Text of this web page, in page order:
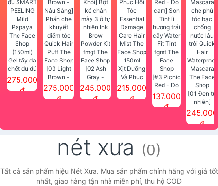
Gel tẩy da
chết đu đủ
SMART
PEELING
275.000
đ
[03 Light
Brown -
Nâu Sáng]
Phấn che
275.000
đ
[02 Ash
Gray -
Khói] Bột
kẻ chân
Face Shop
245.000
đ
Xịt Dưỡng
Và Phục
Hồi Tóc
Essential
215.000
đ
[#3 Picnic
Red - Đỏ
cam] Son
Shop
137.000
đ
[01 Đen tự
nhiên]
Mascara
che phủ
Waterproof
Mascara
245.000
đ
nét xưa (0)
Tất cả sản phẩm hiệu Nét Xưa. Mua sản phẩm chính hãng với giá tốt
nhất, giao hàng tận nhà miễn phí, thu hộ COD